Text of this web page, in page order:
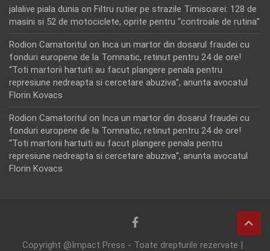
jalalive piala dunia on Filtru rutier pe strazile Timisoarei: 128 de
masini si 52 de motociclete, oprite pentru “controale de rutina”
Rodion Camatoritul on Inca un martor din dosarul fraudei cu
fonduri europene de la Tomnatic, retinut pentru 24 de ore!
“Toti martorii hartuiti au facut plangere penala pentru
represiune nedreapta si cercetare abuziva”, anunta avocatul
Florin Kovacs
Rodion Camatoritul on Inca un martor din dosarul fraudei cu
fonduri europene de la Tomnatic, retinut pentru 24 de ore!
“Toti martorii hartuiti au facut plangere penala pentru
represiune nedreapta si cercetare abuziva”, anunta avocatul
Florin Kovacs
Copyright @Impact Press - Toate drepturile rezervate |